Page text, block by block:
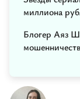
миллиона
Блогер Аяз